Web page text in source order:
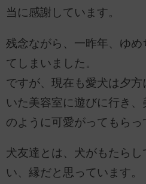
当に感謝しています。
残念ながら、一昨年、ゆ
てしまいました。
ですが、現在も愛犬は夕
いた美容室に遊びに行き
のように可愛がってもらっ
犬友達とは、犬がもたら
い、縁だと思っています。